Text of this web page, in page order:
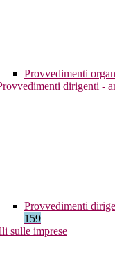
Provvedimenti
dirigenti -
Provvedimenti
159
sulle imprese